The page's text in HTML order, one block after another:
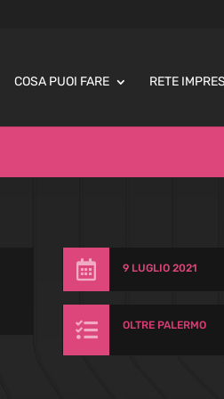
COSA PUOI FARE RETE
 9 LUGLIO 2021
 OLTRE PALERMO